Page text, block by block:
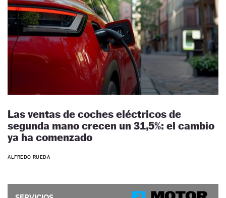
Las ventas de coches eléctricos de
segunda mano crecen un 31,5%: el cambio
ya ha comenzado
ALFREDO RUEDA